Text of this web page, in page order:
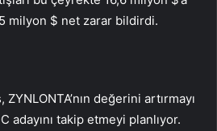
milyon $ net zarar bildirdi.
değerini artırmayı
adayını takip etmeyi planlıyor.